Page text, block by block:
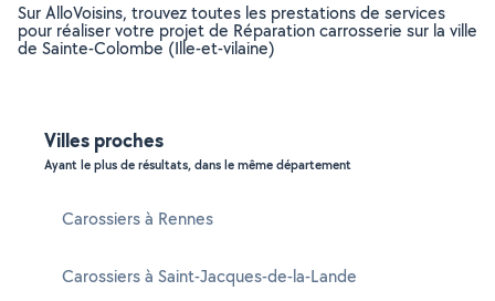
Sur AlloVoisins, trouvez toutes les prestations de services
pour réaliser votre projet de Réparation carrosserie sur la ville
de Sainte-Colombe (Ille-et-vilaine)
Villes proches
Ayant le plus de résultats, dans le même département
Carossiers à Rennes
Carossiers à Saint-Jacques-de-la-Lande